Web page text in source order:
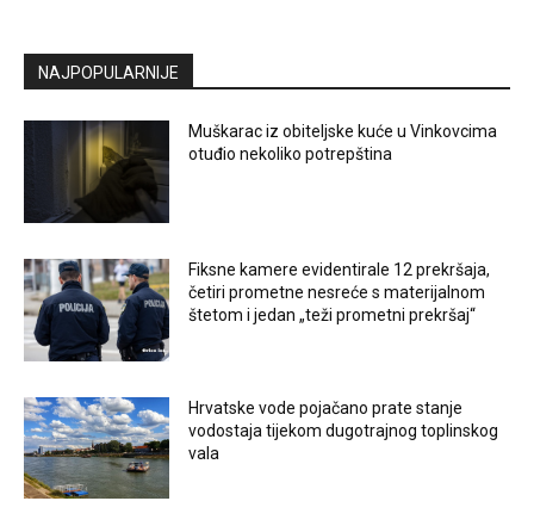
NAJPOPULARNIJE
Muškarac iz obiteljske kuće u Vinkovcima
otuđio nekoliko potrepština
Fiksne kamere evidentirale 12 prekršaja,
četiri prometne nesreće s materijalnom
štetom i jedan „teži prometni prekršaj“
Hrvatske vode pojačano prate stanje
vodostaja tijekom dugotrajnog toplinskog
vala